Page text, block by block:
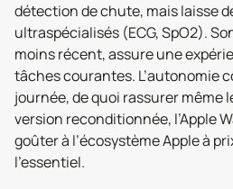
détection de chute, mais laisse
ultraspécialisés (ECG, SpO2).
moins récent, assure une
tâches courantes. L’autonomie
journée, de quoi rassurer même
version reconditionnée, l’Apple
goûter à l’écosystème Apple à
l’essentiel.